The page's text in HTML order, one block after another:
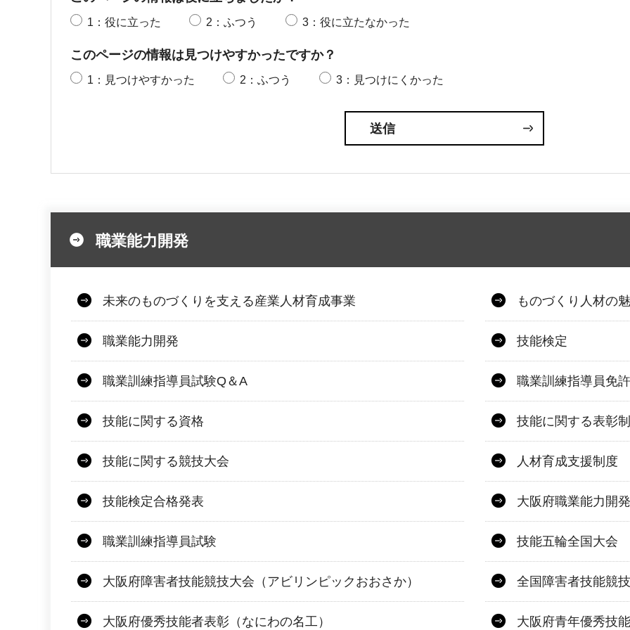
1：役に立った 2：ふつう 3：役に立たなかった
このページの情報は見つけやすかったですか？
1：見つけやすかった 2：ふつう 3：見つけにくかった
職業能力開発
未来のものづくりを支える産業人材育成事業 ものづくり人材の
職業能力開発 技能検定
職業訓練指導員試験Q＆A 職業訓練指導員免許
技能に関する資格 技能に関する表彰
技能に関する競技大会 人材育成支援制度
技能検定合格発表 大阪府職業能力開
職業訓練指導員試験 技能五輪全国大会
大阪府障害者技能競技大会（アビリンピックおおさか） 全国障害者技能競
大阪府優秀技能者表彰（なにわの名工） 大阪府青年優秀技